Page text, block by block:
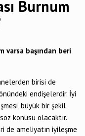
Burnum
varsa başından beri
birisi de
endişelerdir. İyi
büyük bir şekil
konusu olacaktır.
de ameliyatın iyileşme